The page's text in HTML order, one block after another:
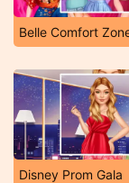
Disney Prom Gala